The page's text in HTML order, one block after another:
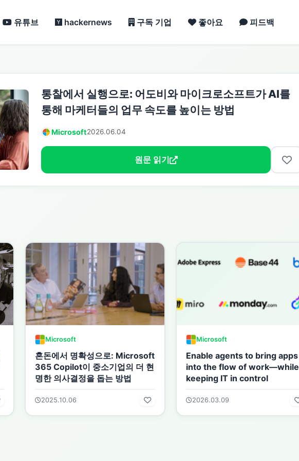
유튜브 hackernews 구독 기업 좋아요 피드백
통찰에서 실행으로: 어도비와 마이크로소프트가 AI를
통해 마케터들의 업무 속도를 높이는 방법
Microsoft2026.06.04
원문 읽기
Microsoft
혼돈에서 명확성으로: Microsoft
365 Copilot이 중소기업의 더 현
명한 의사결정을 돕는 방법
2025.10.06
Microsoft
Enable agents to bring apps
into the flow of work—while
keeping IT in control
2026.03.09